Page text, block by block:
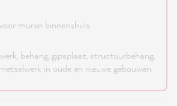
muren binnenshuis
behang, gipsplaat, structuurbehang,
in oude en nieuwe gebouwen